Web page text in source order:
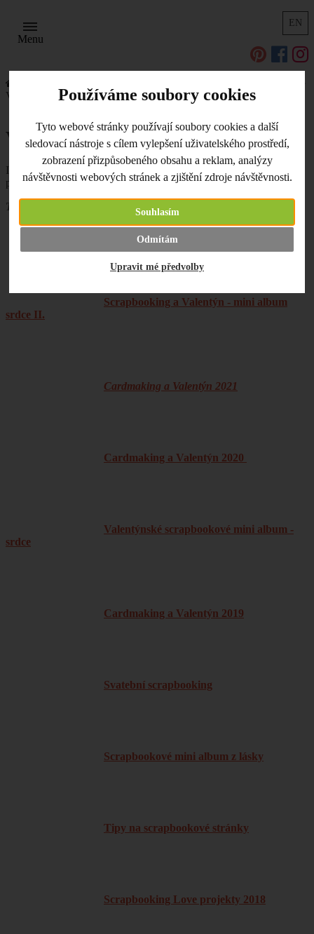
Používáme soubory cookies
Tyto webové stránky používají soubory cookies a další
sledovací nástroje s cílem vylepšení uživatelského prostředí,
zobrazení přizpůsobeného obsahu a reklam, analýzy
návštěvnosti webových stránek a zjištění zdroje návštěvnosti.
Souhlasím
Odmítám
Upravit mé předvolby
EN
Menu
Valentýn a scrapbooking
Valentýn a scrapbooking
I svátek zamilovaných patří do světa scrapbookingu. Protože z
papíru se dá vyrobit prostě všechno.
Trocha valentýnské či jinak zamilované inspirace zde:
Cardmaking a Macramé srdce
Scrapbooking a Valentýn - mini album
srdce II.
Cardmaking a Valentýn 2021
Cardmaking a Valentýn 2020
Valentýnské scrapbookové mini album -
srdce
Cardmaking a Valentýn 2019
Svatební scrapbooking
Scrapbookové mini album z lásky
Tipy na scrapbookové stránky
Scrapbooking Love projekty 2018